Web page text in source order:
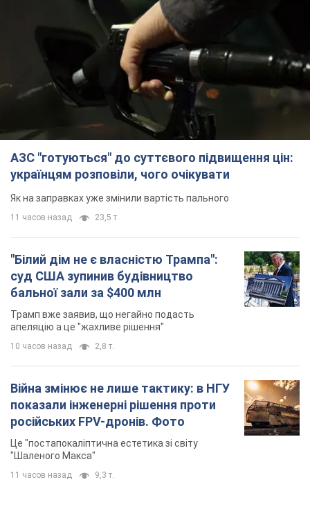
АЗС "готуються" до суттєвого підвищення цін:
українцям розповіли, чого очікувати
Як на заправках уже змінили вартість пального
11 часов назад 23,5 т.
"Білий дім не є власністю Трампа":
суд США зупинив будівництво
бальної зали за $400 млн
Трамп вже заявив, що негайно подасть
апеляцію а це "жахливе рішення"
10 часов назад 2,8 т.
Війна змінює не лише тактику: в НГУ
показали інженерні рішення проти
російських FPV-дронів. Фото
Це "постапокаліптична естетика зі світу
"Шаленого Макса"
11 часов назад 9,3 т.